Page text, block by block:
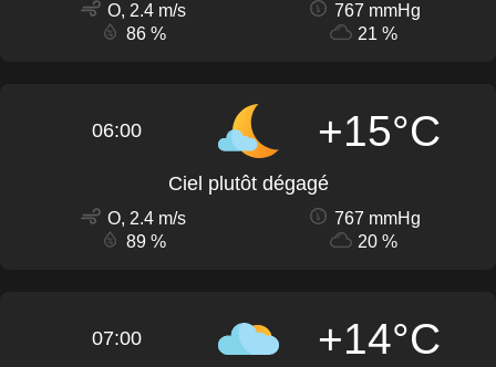
O, 2.4 m/s
767 mmHg
86 %
21 %
06:00 +15°C
Ciel plutôt dégagé
O, 2.4 m/s
767 mmHg
89 %
20 %
07:00 +14°C